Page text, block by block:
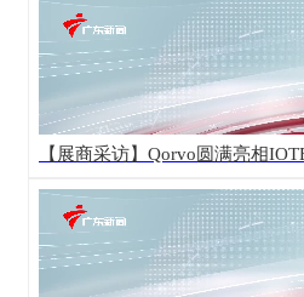
【展商采访】Qorvo圆满亮相